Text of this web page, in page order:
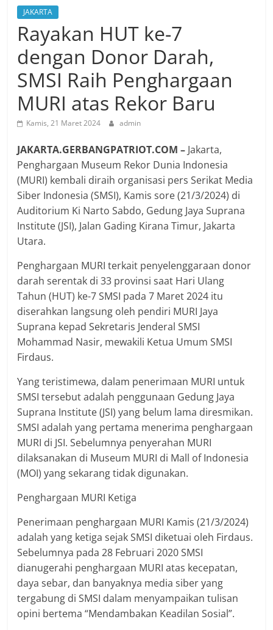
JAKARTA
Rayakan HUT ke-7
dengan Donor Darah,
SMSI Raih Penghargaan
MURI atas Rekor Baru
Kamis, 21 Maret 2024 admin
JAKARTA.GERBANGPATRIOT.COM – Jakarta,
Penghargaan Museum Rekor Dunia Indonesia
(MURI) kembali diraih organisasi pers Serikat Media
Siber Indonesia (SMSI), Kamis sore (21/3/2024) di
Auditorium Ki Narto Sabdo, Gedung Jaya Suprana
Institute (JSI), Jalan Gading Kirana Timur, Jakarta
Utara.
Penghargaan MURI terkait penyelenggaraan donor
darah serentak di 33 provinsi saat Hari Ulang
Tahun (HUT) ke-7 SMSI pada 7 Maret 2024 itu
diserahkan langsung oleh pendiri MURI Jaya
Suprana kepad Sekretaris Jenderal SMSI
Mohammad Nasir, mewakili Ketua Umum SMSI
Firdaus.
Yang teristimewa, dalam penerimaan MURI untuk
SMSI tersebut adalah penggunaan Gedung Jaya
Suprana Institute (JSI) yang belum lama diresmikan.
SMSI adalah yang pertama menerima penghargaan
MURI di JSI. Sebelumnya penyerahan MURI
dilaksanakan di Museum MURI di Mall of Indonesia
(MOI) yang sekarang tidak digunakan.
Penghargaan MURI Ketiga
Penerimaan penghargaan MURI Kamis (21/3/2024)
adalah yang ketiga sejak SMSI diketuai oleh Firdaus.
Sebelumnya pada 28 Februari 2020 SMSI
dianugerahi penghargaan MURI atas kecepatan,
daya sebar, dan banyaknya media siber yang
tergabung di SMSI dalam menyampaikan tulisan
opini bertema “Mendambakan Keadilan Sosial”.